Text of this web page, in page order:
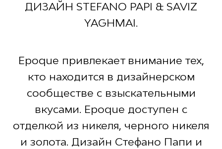
ДИЗАЙН STEFANO PAPI & SAVIZ
YAGHMAI.
Epoque привлекает внимание тех,
кто находится в дизайнерском
сообществе с взыскательными
вкусами. Epoque доступен с
отделкой из никеля, черного никеля
и золота. Дизайн Стефано Папи и